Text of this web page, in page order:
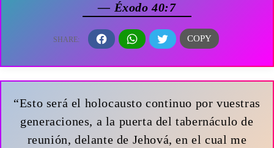
— Éxodo 40:7
“Esto será el holocausto continuo por vuestras
generaciones, a la puerta del tabernáculo de
reunión, delante de Jehová, en el cual me